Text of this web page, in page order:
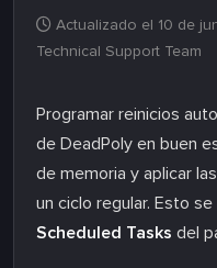
Actualizado el 10 de
Technical Support Team
Programar reinicios
de DeadPoly en buen
de memoria y aplicar
un ciclo regular. Esto
Scheduled Tasks del